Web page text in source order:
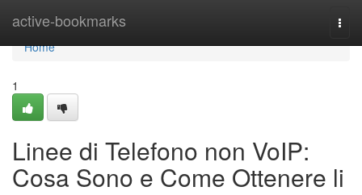
active-bookmarks
Home
Home
1
Linee di Telefono non VoIP:
Cosa Sono e Come Ottenere li